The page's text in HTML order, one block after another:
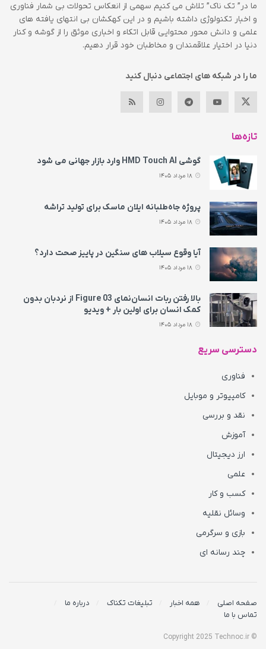
ما در” تک ناک” تلاش می کنیم سهمی از انعکاس تحولات بی شمار فناوری
و اخبار تکنولوژی داشته باشیم و در این کهکشان بی انتهای یافته های
علمی و دانش محور محتوایی قابل اتکاء و اخباری موثق را از گوشه و کنار
دنیا در اختیار علاقمندان و مخاطبان خود قرار دهیم.
ما را در شبکه های اجتماعی دنبال کنید
تازه‌ها
گوشی HMD Touch AI وارد بازار جهانی می‌ شود
پروژه جاه‌طلبانه ایلان ماسک برای تولید تراشه
آیا وقوع سیلاب های سنگین در پاییز صحت دارد؟
بالا رفتن ربات انسان‌نمای Figure 03 از نردبان بدون
کمک انسان برای اولین بار + ویدیو
دسترسی سریع
فناوری
کامپیوتر و موبایل
نقد و بررسی
آموزش
ارز دیجیتال
علمی
کسب و کار
وسائل نقلیه
بازی و سرگرمی
چند رسانه ای
صفحه اصلی همه اخبار تبلیغات تکناک
درباره ما
تماس با ما
© Copyright 2025 Technoc.ir